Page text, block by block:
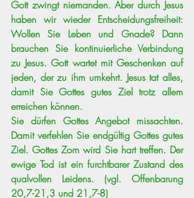
Gott zwingt niemanden. Aber durch Jesus
haben wir wieder Entscheidungsfreiheit:
Wollen Sie Leben und Gnade? Dann
brauchen Sie kontinuierliche Verbindung
zu Jesus. Gott wartet mit Geschenken auf
jeden, der zu ihm umkehrt. Jesus tat alles,
damit Sie Gottes gutes Ziel trotz allem
erreichen können.
Sie dürfen Gottes Angebot missachten.
Damit verfehlen Sie endgültig Gottes gutes
Ziel. Gottes Zorn wird Sie hart treffen. Der
ewige Tod ist ein furchtbarer Zustand des
qualvollen Leidens. (vgl. Offenbarung
20,7-21,3 und 21,7-8)